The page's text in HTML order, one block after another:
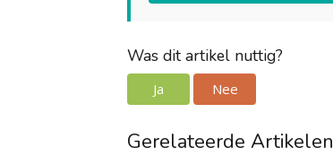
Was dit artikel nuttig?
Ja Nee
Gerelateerde Artikelen